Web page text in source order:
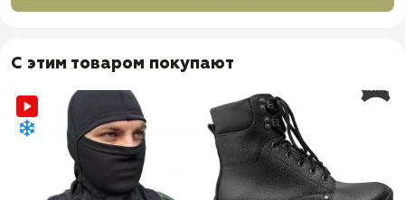
С этим товаром покупают